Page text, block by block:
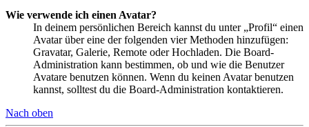
Wie verwende ich einen Avatar?
In deinem persönlichen Bereich kannst du unter „Profil“ einen
Avatar über eine der folgenden vier Methoden hinzufügen:
Gravatar, Galerie, Remote oder Hochladen. Die Board-
Administration kann bestimmen, ob und wie die Benutzer
Avatare benutzen können. Wenn du keinen Avatar benutzen
kannst, solltest du die Board-Administration kontaktieren.
Nach oben